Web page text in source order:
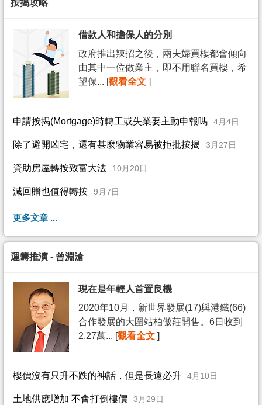
按揭攻略
借款人和擔保人的分別
政府推出辣招之後，兩夫婦買樓都會傾向
由其中一位做業主，即不用聯名買樓，希
望保... [觀看全文 ]
申請按揭(Mortgage)時轉工或失業要主動申報嗎 4月4日
除了避開凶宅，還有甚麼物業容易被拒批按揭 3月27日
資助房屋轉按致富大法 10月20日
減回贈也值得轉按 9月7日
更多文章 ...
運籌推演 - 曾淵滄
現在是年輕人首置良機
2020年10月，新世界發展(17)與港鐵(66)
合作發展的大圍站柏傲莊開售。6日收到
2.27萬... [觀看全文 ]
樓價沒有只升不跌的神話，但是長遠必升 4月10日
土地供應增加 不會打倒樓價 3月29日